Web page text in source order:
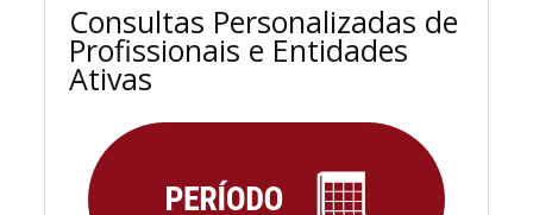
Consultas Personalizadas de
Profissionais e Entidades
Ativas